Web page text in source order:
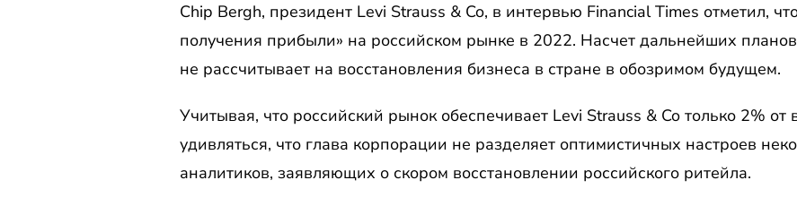
Chip Bergh, президент Levi Strauss & Co, в интервью Financial Times отметил,
получения прибыли» на российском рынке в 2022. Насчет дальнейших
не рассчитывает на восстановления бизнеса в стране в обозримом будущем.
Учитывая, что российский рынок обеспечивает Levi Strauss & Co только 2% от
удивляться, что глава корпорации не разделяет оптимистичных настроев
аналитиков, заявляющих о скором восстановлении российского ритейла.